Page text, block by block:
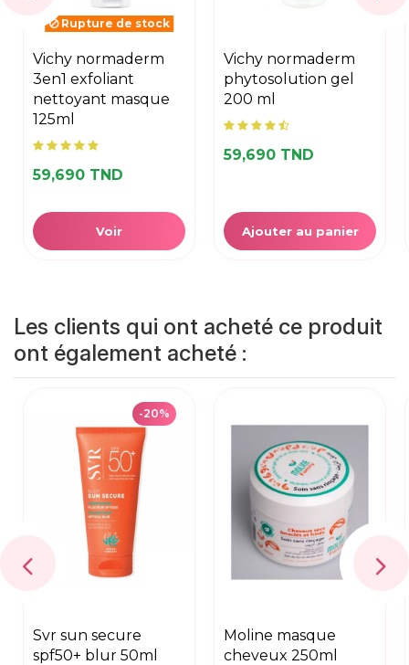
Rupture de stock
vichy normaderm
3en1 exfoliant
nettoyant masque
125ml
59,690 TND
Voir
vichy normaderm
phytosolution gel
200 ml
59,690 TND
Ajouter au panier
Les clients qui ont acheté ce produit
ont également acheté :
-20%
svr sun secure
spf50+ blur 50ml
moline masque
cheveux 250ml